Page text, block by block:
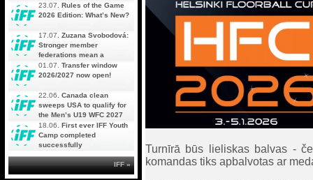
Turnīrā būs lieliskas balvas -
komandas tiks apbalvotas ar
AOFC Qualifiers
simultaneously
23.07. Rules of the Game
2026 Edition: What’s New?
17.07. Zuzana Svobodová:
Stronger member
federations mean a
stronger future for floorball
01.07. Transfer window
2026/2027 now open!
22.06. Canada clean
sweeps USA to qualify for
the Men’s U19 WFC 2027
18.06. First ever IFF Youth
Camp completed
successfully
IFF »